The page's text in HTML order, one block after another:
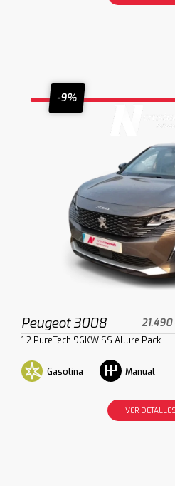
-9%
Peugeot 3008 21.490
1.2 PureTech 96KW SS Allure Pack
Gasolina Manual
VER DETALLES